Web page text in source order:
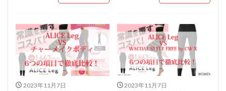
2023年11月7日
2023年11月7日